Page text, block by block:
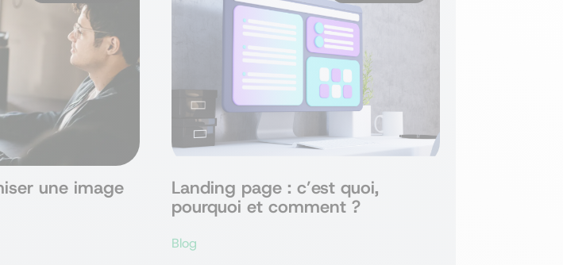
Découvrez ce service
Découvrez nos formations
une image
Landing page : c’est quoi,
pourquoi et comment ?
Blog